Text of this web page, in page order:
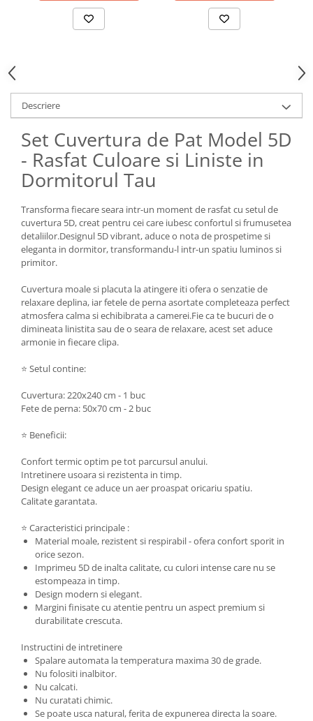
Descriere
Set Cuvertura de Pat Model 5D
- Rasfat Culoare si Liniste in
Dormitorul Tau
Transforma fiecare seara intr-un moment de rasfat cu setul de
cuvertura 5D, creat pentru cei care iubesc confortul si frumusetea
detaliilor.Designul 5D vibrant, aduce o nota de prospetime si
eleganta in dormitor, transformandu-l intr-un spatiu luminos si
primitor.
Cuvertura moale si placuta la atingere iti ofera o senzatie de
relaxare deplina, iar fetele de perna asortate completeaza perfect
atmosfera calma si echibibrata a camerei.Fie ca te bucuri de o
dimineata linistita sau de o seara de relaxare, acest set aduce
armonie in fiecare clipa.
⭐ Setul contine:
Cuvertura: 220x240 cm - 1 buc
Fete de perna: 50x70 cm - 2 buc
⭐ Beneficii:
Confort termic optim pe tot parcursul anului.
Intretinere usoara si rezistenta in timp.
Design elegant ce aduce un aer proaspat oricariu spatiu.
Calitate garantata.
⭐ Caracteristici principale :
Material moale, rezistent si respirabil - ofera confort sporit in
orice sezon.
Imprimeu 5D de inalta calitate, cu culori intense care nu se
estompeaza in timp.
Design modern si elegant.
Margini finisate cu atentie pentru un aspect premium si
durabilitate crescuta.
Instructini de intretinere
Spalare automata la temperatura maxima 30 de grade.
Nu folositi inalbitor.
Nu calcati.
Nu curatati chimic.
Se poate usca natural, ferita de expunerea directa la soare.